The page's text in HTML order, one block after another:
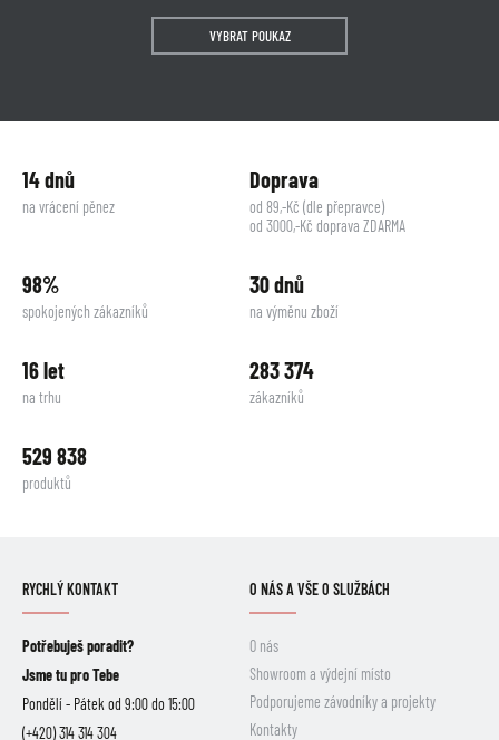
VYBRAT POUKAZ
14 dnů
na vrácení pěnez
Doprava
od 89,-Kč (dle přepravce)
od 3000,-Kč doprava ZDARMA
98%
spokojených zákazníků
30 dnů
na výměnu zboží
16 let
na trhu
283 374
zákazníků
529 838
produktů
RYCHLÝ KONTAKT
Potřebuješ poradit?
Jsme tu pro Tebe
Pondělí - Pátek od 9:00 do 15:00
(+420) 314 314 304
O NÁS A VŠE O SLUŽBÁCH
O nás
Showroom a výdejní místo
Podporujeme závodníky a projekty
Kontakty